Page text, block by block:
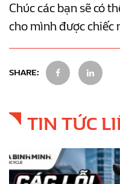
Chúc các bạn sẽ có
cho mình được chiếc
SHARE:
TIN TỨC